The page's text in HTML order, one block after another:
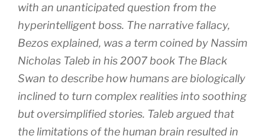
with an unanticipated question from the
hyperintelligent boss. The narrative fallacy,
Bezos explained, was a term coined by Nassim
Nicholas Taleb in his 2007 book The Black
Swan to describe how humans are biologically
inclined to turn complex realities into soothing
but oversimplified stories. Taleb argued that
the limitations of the human brain resulted in